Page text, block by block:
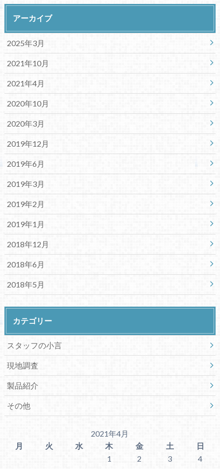
アーカイブ
2025年3月
2021年10月
2021年4月
2020年10月
2020年3月
2019年12月
2019年6月
2019年3月
2019年2月
2019年1月
2018年12月
2018年6月
2018年5月
カテゴリー
スタッフの小言
現地調査
製品紹介
その他
2021年4月
月
火 水 木 金 土
日
1
2 3
4